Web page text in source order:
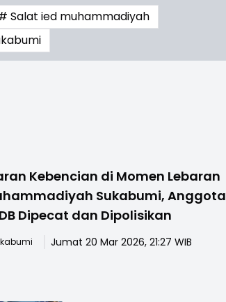
Salat ied muhammadiyah
Kebencian di Momen Lebaran
Sukabumi, Anggota
Dipecat dan Dipolisikan
Jumat 20 Mar 2026, 21:27 WIB